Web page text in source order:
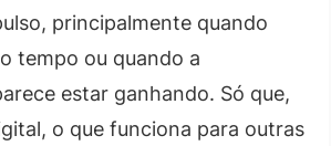
principalmente quando
tempo ou quando a
estar ganhando. Só que,
o que funciona para outras